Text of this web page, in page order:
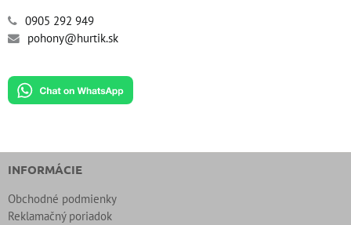
0905 292 949
pohony@hurtik.sk
INFORMÁCIE
Obchodné podmienky
Reklamačný poriadok